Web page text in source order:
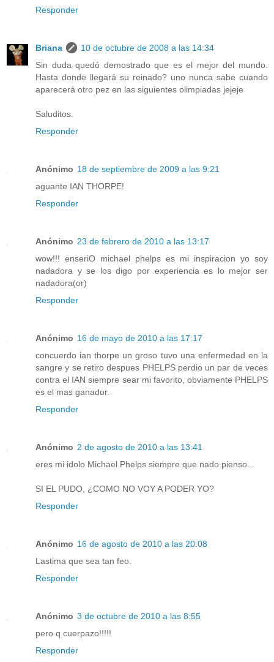
Responder
Briana
10 de octubre de 2008 a las 14:34
Sin duda quedó demostrado que es el mejor del mundo.
Hasta donde llegará su reinado? uno nunca sabe cuando
aparecerá otro pez en las siguientes olimpiadas jejeje
Saluditos.
Responder
Anónimo 18 de septiembre de 2009 a las 9:21
aguante IAN THORPE!
Responder
Anónimo 23 de febrero de 2010 a las 13:17
wow!!! enseriO michael phelps es mi inspiracion yo soy
nadadora y se los digo por experiencia es lo mejor ser
nadadora(or)
Responder
Anónimo 16 de mayo de 2010 a las 17:17
concuerdo ian thorpe un groso tuvo una enfermedad en la
sangre y se retiro despues PHELPS perdio un par de veces
contra el IAN siempre sear mi favorito, obviamente PHELPS
es el mas ganador.
Responder
Anónimo 2 de agosto de 2010 a las 13:41
eres mi idolo Michael Phelps siempre que nado pienso...
SI EL PUDO, ¿COMO NO VOY A PODER YO?
Responder
Anónimo 16 de agosto de 2010 a las 20:08
Lastima que sea tan feo.
Responder
Anónimo 3 de octubre de 2010 a las 8:55
pero q cuerpazo!!!!!
Responder